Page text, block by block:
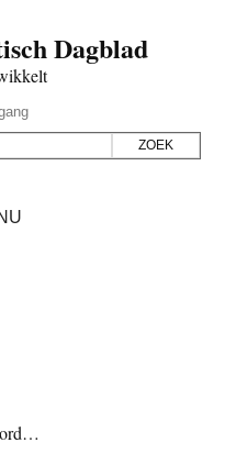
Dagblad